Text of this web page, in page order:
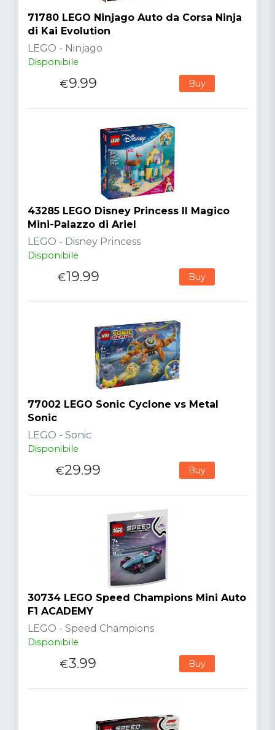
71780 LEGO Ninjago Auto da Corsa Ninja
di Kai Evolution
LEGO - Ninjago
Disponibile
€9.99 Buy
43285 LEGO Disney Princess Il Magico
Mini-Palazzo di Ariel
LEGO - Disney Princess
Disponibile
€19.99 Buy
77002 LEGO Sonic Cyclone vs Metal
Sonic
LEGO - Sonic
Disponibile
€29.99 Buy
30734 LEGO Speed Champions Mini Auto
F1 ACADEMY
LEGO - Speed Champions
Disponibile
€3.99 Buy